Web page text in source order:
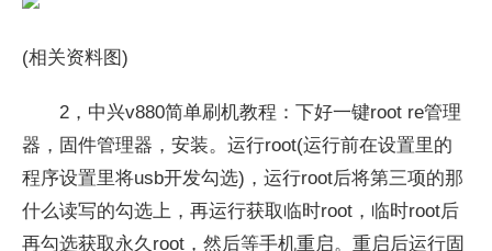
(相关资料图)
2，中兴v880简单刷机教程：下好一键root re管理
器，固件管理器，安装。运行root(运行前在设置里的
程序设置里将usb开发勾选)，运行root后将第三项的那
什么读写的勾选上，再运行获取临时root，临时root后
再勾选获取永久root，然后等手机重启。重启后运行固